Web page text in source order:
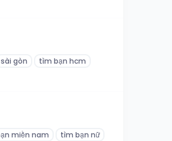
sài gòn
tìm bạn hcm
miền nam
tìm bạn nữ